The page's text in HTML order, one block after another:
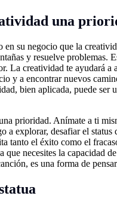
una
en su negocio que la
y resuelve problemas.
La creatividad te ayudará a
y a encontrar nuevos
bien aplicada, puede ser
prioridad. Anímate a ti
a explorar, desafiar el status
tanto el éxito como el
que necesites la capacidad
es una forma de